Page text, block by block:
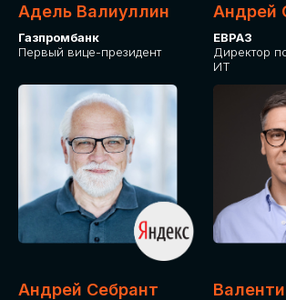
Адель Валиуллин
Газпромбанк
Первый вице-президент
Андрей
ЕВРАЗ
Директор
ИТ
Андрей Себрант